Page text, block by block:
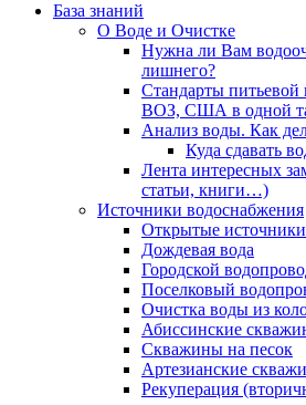
База знаний
О Воде и Очистке
Нужна ли Вам
лишнего?
Стандарты
ВОЗ, США в одной
Анализ воды. Как
Куда сдавать
Лента интересных
статьи, книги…)
Источники водоснабжения
Открытые
Дождевая вода
Городской
Поселковый
Очистка воды из
Абиссинские
Скважины на песок
Артезианские
Рекуперация